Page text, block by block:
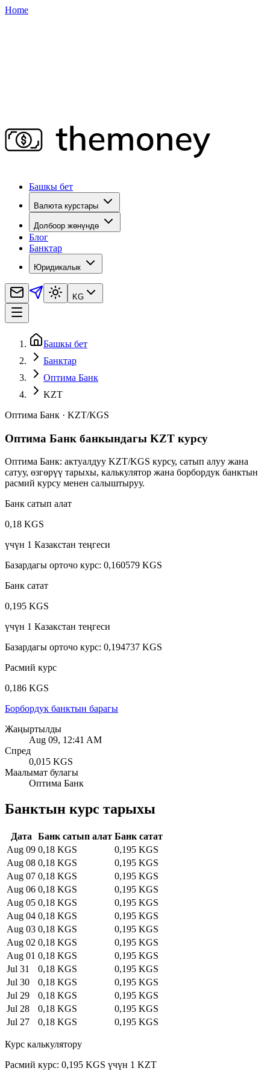
Home
Башкы бет
Валюта курстары
Долбоор жөнүндө
Блог
Банктар
Юридикалык
KG
Башкы бет
Банктар
Оптима Банк
KZT
Оптима Банк · KZT/KGS
Оптима Банк банкындагы KZT курсу
Оптима Банк: актуалдуу KZT/KGS курсу, сатып алуу жана
сатуу, өзгөрүү тарыхы, калькулятор жана борбордук банктын
расмий курсу менен салыштыруу.
Банк сатып алат
0,18 KGS
үчүн 1 Казакстан теңгеси
Базардагы орточо курс: 0,160579 KGS
Банк сатат
0,195 KGS
үчүн 1 Казакстан теңгеси
Базардагы орточо курс: 0,194737 KGS
Расмий курс
0,186 KGS
Борбордук банктын барагы
Жаңыртылды
Aug 09, 12:41 AM
Спред
0,015 KGS
Маалымат булагы
Оптима Банк
Банктын курс тарыхы
Дата Банк сатып алат Банк сатат
Aug 09 0,18 KGS
0,195 KGS
Aug 08 0,18 KGS
0,195 KGS
Aug 07 0,18 KGS
0,195 KGS
Aug 06 0,18 KGS
0,195 KGS
Aug 05 0,18 KGS
0,195 KGS
Aug 04 0,18 KGS
0,195 KGS
Aug 03 0,18 KGS
0,195 KGS
Aug 02 0,18 KGS
0,195 KGS
Aug 01 0,18 KGS
0,195 KGS
Jul 31
0,18 KGS
0,195 KGS
Jul 30
0,18 KGS
0,195 KGS
Jul 29
0,18 KGS
0,195 KGS
Jul 28
0,18 KGS
0,195 KGS
Jul 27
0,18 KGS 0,195 KGS
Курс калькулятору
Расмий курс: 0,195 KGS үчүн 1 KZT